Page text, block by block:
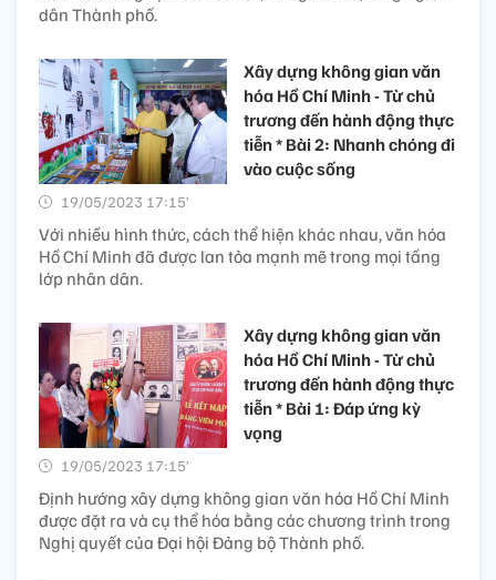
dân Thành phố.
Xây dựng không gian văn
hóa Hồ Chí Minh - Từ chủ
trương đến hành động thực
tiễn * Bài 2: Nhanh chóng đi
vào cuộc sống
19/05/2023 17:15’
Với nhiều hình thức, cách thể hiện khác nhau, văn hóa
Hồ Chí Minh đã được lan tỏa mạnh mẽ trong mọi tầng
lớp nhân dân.
Xây dựng không gian văn
hóa Hồ Chí Minh - Từ chủ
trương đến hành động thực
tiễn * Bài 1: Đáp ứng kỳ
vọng
19/05/2023 17:15’
Định hướng xây dựng không gian văn hóa Hồ Chí Minh
được đặt ra và cụ thể hóa bằng các chương trình trong
Nghị quyết của Đại hội Đảng bộ Thành phố.